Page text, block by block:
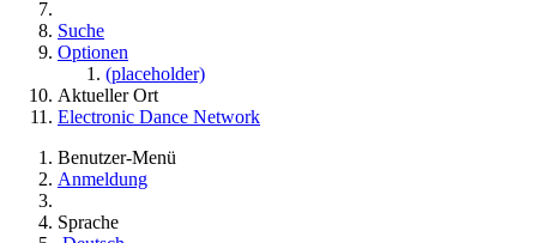
Suche
Optionen
(placeholder)
Aktueller Ort
Electronic Dance Network
Benutzer-Menü
Anmeldung
Sprache